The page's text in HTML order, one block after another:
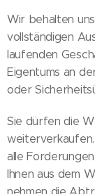
Wir behalten
vollständigen
laufenden
Eigentums an
oder
Sie dürfen die
alle
Ihnen aus dem